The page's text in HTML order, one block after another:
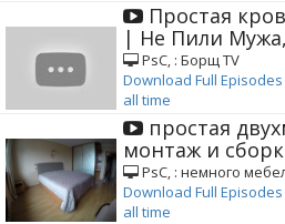
Простая
| Не Пили
РѕС‚ : Борщ TV
Download Full Episodes
all time
простая
монтаж и
РѕС‚ : немного
Download Full Episodes
all time